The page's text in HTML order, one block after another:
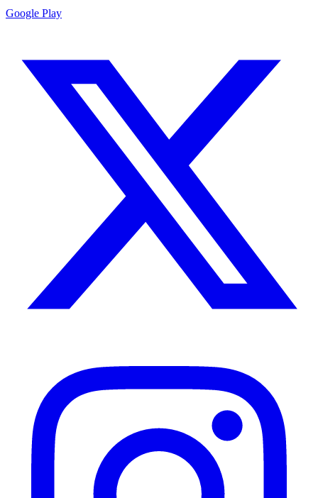
Google Play